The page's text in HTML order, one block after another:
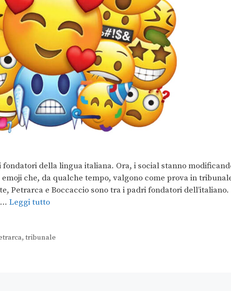
fondatori della lingua italiana. Ora, i social stanno
che, da qualche tempo, valgono come prova in
Petrarca e Boccaccio sono tra i padri fondatori dell’italiano.
Leggi tutto
, tribunale